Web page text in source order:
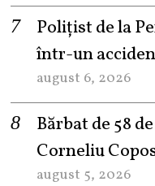
Polițist de la
într-un
august 6, 2026
Bărbat de 58
Corneliu
august 5, 2026